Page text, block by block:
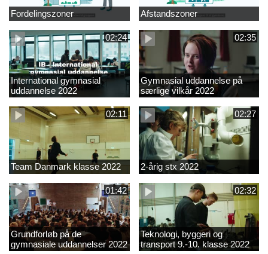
Fordelingszoner Afstandszoner
02:24
International gymnasial
uddannelse 2022
02:35
Gymnasial uddannelse på
særlige vilkår 2022
02:11
Team Danmark klasse 2022
02:27
2-årig stx 2022
01:42
Grundforløb på de
gymnasiale uddannelser 2022
02:32
Teknologi, byggeri og
transport 9.-10. klasse 2022